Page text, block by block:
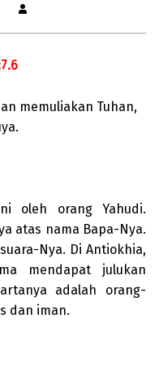
memuliakan Tuhan,
oleh orang Yahudi.
atas nama Bapa-Nya.
Nya. Di Antiokhia,
mendapat julukan
adalah orang-
dan iman.